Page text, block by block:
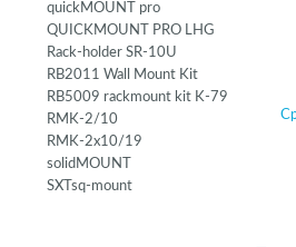
quickMOUNT pro
QUICKMOUNT PRO LHG
Rack-holder SR-10U
RB2011 Wall Mount Kit
RB5009 rackmount kit K-79
RMK-2/10
RMK-2x10/19
solidMOUNT
SXTsq-mount